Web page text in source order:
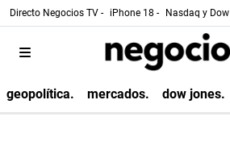
Directo Negocios TV - iPhone 18 - Nasdaq y
geopolítica. mercados. dow jones.